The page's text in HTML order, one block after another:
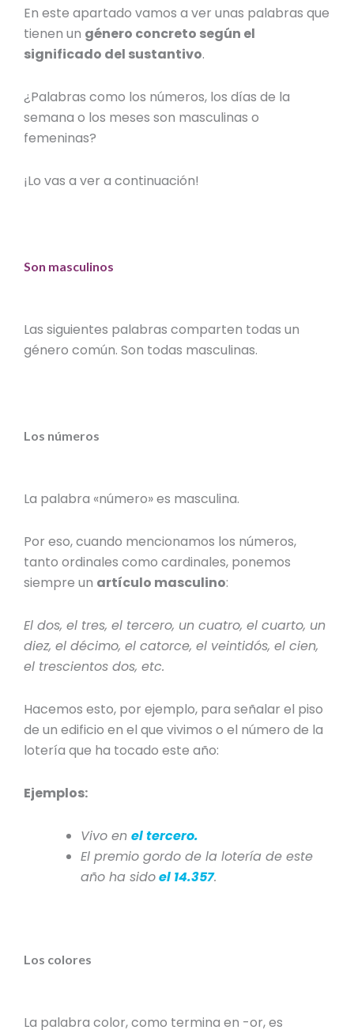
En este apartado vamos a ver unas palabras que
tienen un género concreto según el
significado del sustantivo.
¿Palabras como los números, los días de la
semana o los meses son masculinas o
femeninas?
¡Lo vas a ver a continuación!
Son masculinos
Las siguientes palabras comparten todas un
género común. Son todas masculinas.
Los números
La palabra «número» es masculina.
Por eso, cuando mencionamos los números,
tanto ordinales como cardinales, ponemos
siempre un artículo masculino:
El dos, el tres, el tercero, un cuatro, el cuarto, un
diez, el décimo, el catorce, el veintidós, el cien,
el trescientos dos, etc.
Hacemos esto, por ejemplo, para señalar el piso
de un edificio en el que vivimos o el número de la
lotería que ha tocado este año:
Ejemplos:
Vivo enel tercero.
El premio gordo de la lotería de este
año ha sidoel 14.357.
Los colores
La palabra color, como termina en -or, es